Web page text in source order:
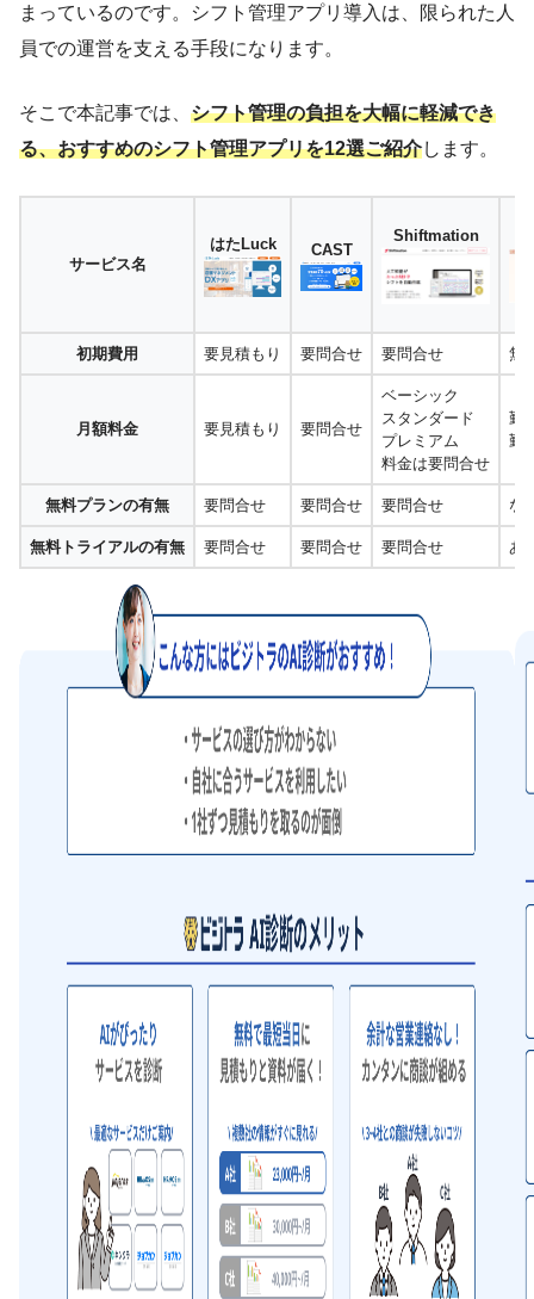
まっているのです。シフト管理アプリ導入は、限られた人
員での運営を支える手段になります。
そこで本記事では、 シフト管理の負担を大幅に軽減でき
る、おすすめのシフト管理アプリを12選ご紹介します。
サービス名
はたLuck CAST
Shiftmation
初期費用 要見積もり 要問合せ 要問合せ 無
月額料金 要見積もり 要問合せ
ベーシック
スタンダード
プレミアム
料金は要問合せ
勤
勤
無料プランの有無 要問合せ 要問合せ 要問合せ な
無料トライアルの有無 要問合せ 要問合せ 要問合せ あ